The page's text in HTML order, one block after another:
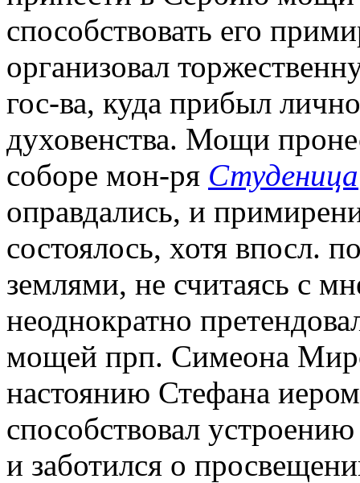
способствовать его
организовал
гос-ва, куда прибыл
духовенства. Мощи
соборе мон-ря Студеница
оправдались, и
состоялось, хотя впосл.
землями, не считаясь с
неоднократно
мощей прп. Симеона
настоянию Стефана
способствовал
и заботился о